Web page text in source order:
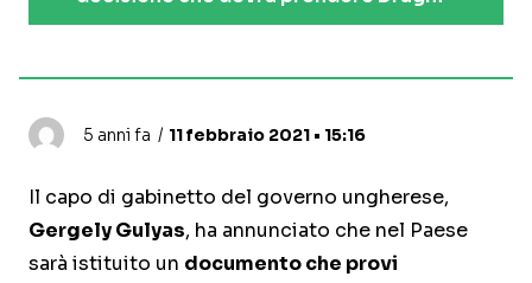
5 anni fa 11 febbraio 2021 • 15:16
Il capo di gabinetto del governo ungherese,
Gergely Gulyas, ha annunciato che nel Paese
sarà istituito un documento che provi